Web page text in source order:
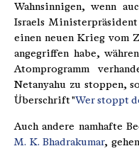
Wahnsinnigen, wenn
Israels
einen neuen Krieg vom
angegriffen habe,
Atomprogramm
Netanyahu zu stoppen,
Überschrift "Wer stoppt
Auch andere namhafte
M. K. Bhadrakumar,